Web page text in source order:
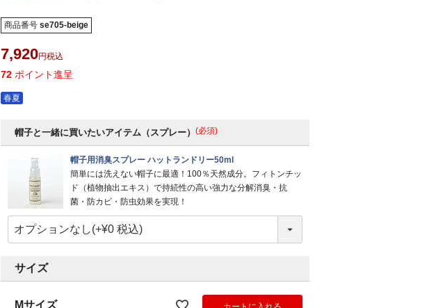
商品番号 se705-beige
7,920 税込
72 ポイント進呈
春夏
帽子と一緒に買いたいアイテム（スプレー） (必須)
帽子用消臭スプレー ハットランドリー50ml
簡単には洗えない帽子に最適！100％天然成分。フィトンチッ
ド（植物抽出エキス）で持続性の高い強力な分解消臭・抗
菌・防カビ・防虫効果を実現！
サイズ
Mサイズ